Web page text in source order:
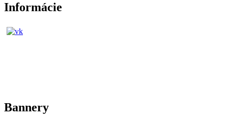
Informácie
Bannery